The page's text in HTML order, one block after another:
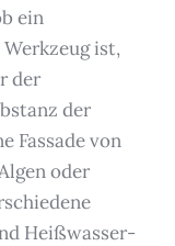
ein
ist,
der
der
Fassade von
oder
Heißwasser-